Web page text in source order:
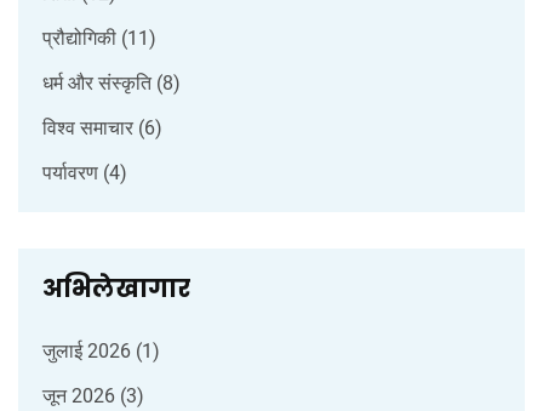
प्रौद्योगिकी (11)
धर्म और संस्कृति (8)
विश्व समाचार (6)
पर्यावरण (4)
अभिलेखागार
जुलाई 2026 (1)
जून 2026 (3)